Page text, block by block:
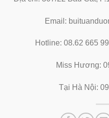
Email:
Hotline: 08.62 665
Miss Hương:
Tại Hà Nội: